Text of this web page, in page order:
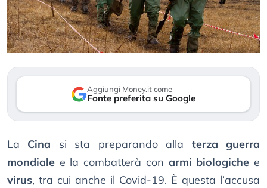
Aggiungi Money.it come
Fonte preferita su Google
La Cina si sta preparando alla terza guerra
mondiale e la combatterà con armi biologiche e
virus, tra cui anche il Covid-19. È questa l’accusa